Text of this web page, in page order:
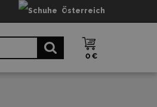
Österreich
0 €